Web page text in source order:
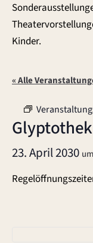
Kinder.
« Alle
23. April 2030 um